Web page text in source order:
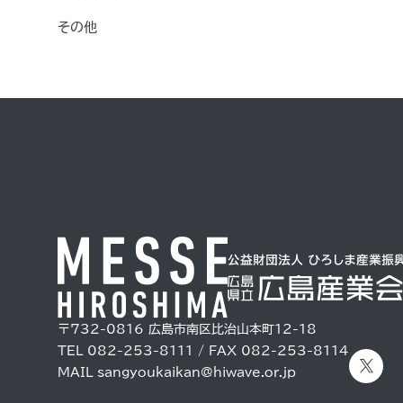
その他
〒732-0816 広島市南区比治山本町12-18
TEL 082-253-8111 / FAX 082-253-8114
MAIL sangyoukaikan@hiwave.or.jp